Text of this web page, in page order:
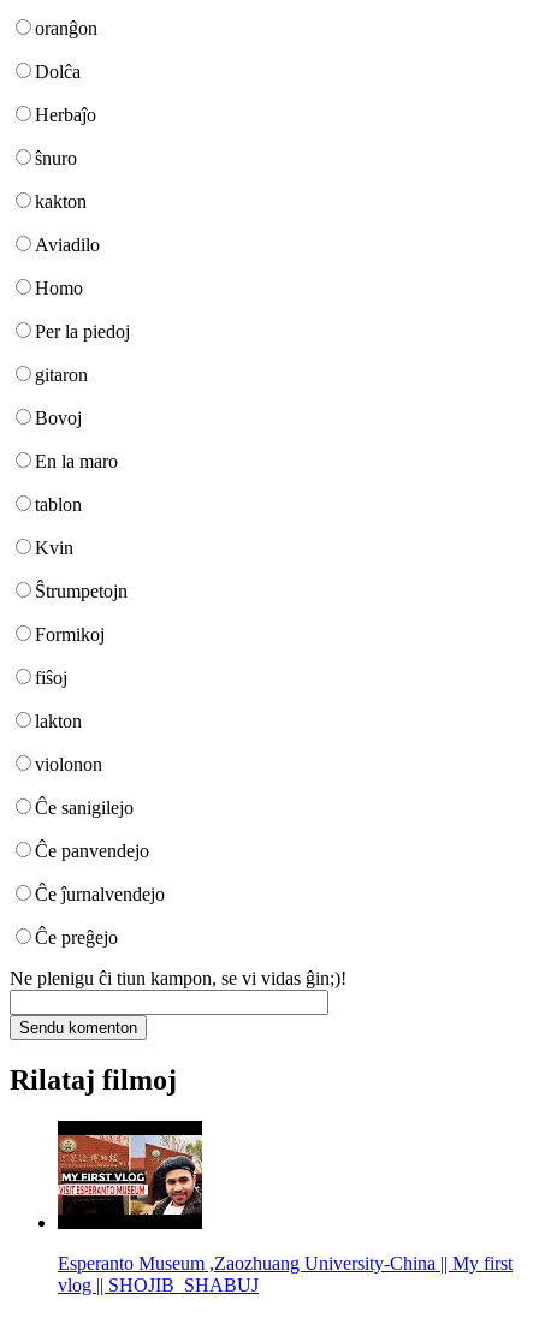
oranĝon
Dolĉa
Herbaĵo
ŝnuro
kakton
Aviadilo
Homo
Per la piedoj
gitaron
Bovoj
En la maro
tablon
Kvin
Ŝtrumpetojn
Formikoj
fiŝoj
lakton
violonon
Ĉe sanigilejo
Ĉe panvendejo
Ĉe ĵurnalvendejo
Ĉe preĝejo
Ne plenigu ĉi tiun kampon, se vi vidas ĝin;)!
Rilataj filmoj
Esperanto Museum ,Zaozhuang University-China || My first
vlog || SHOJIB_SHABUJ